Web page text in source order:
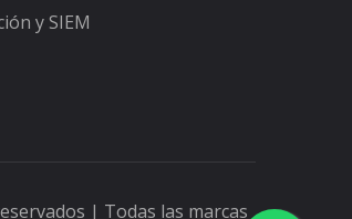
y SIEM
| Todas las marcas